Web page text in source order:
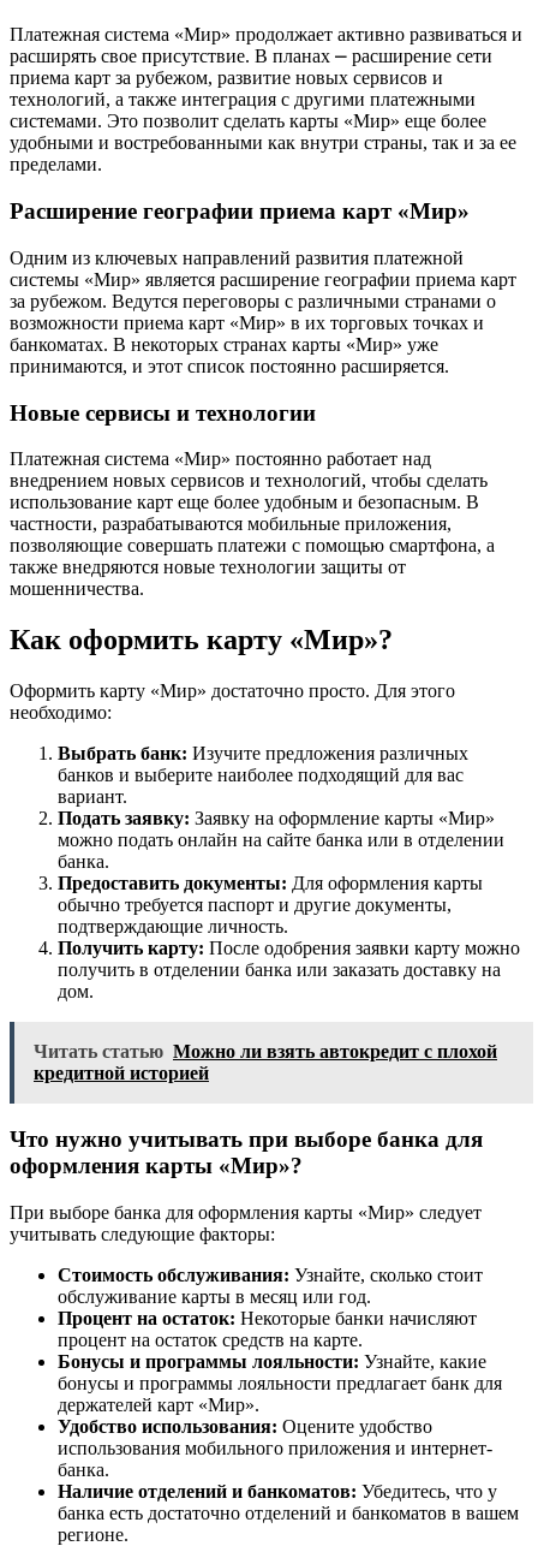
Платежная система «Мир» продолжает активно развиваться и
расширять свое присутствие. В планах ⎼ расширение сети
приема карт за рубежом, развитие новых сервисов и
технологий, а также интеграция с другими платежными
системами. Это позволит сделать карты «Мир» еще более
удобными и востребованными как внутри страны, так и за ее
пределами.
Расширение географии приема карт «Мир»
Одним из ключевых направлений развития платежной
системы «Мир» является расширение географии приема карт
за рубежом. Ведутся переговоры с различными странами о
возможности приема карт «Мир» в их торговых точках и
банкоматах. В некоторых странах карты «Мир» уже
принимаются, и этот список постоянно расширяется.
Новые сервисы и технологии
Платежная система «Мир» постоянно работает над
внедрением новых сервисов и технологий, чтобы сделать
использование карт еще более удобным и безопасным. В
частности, разрабатываются мобильные приложения,
позволяющие совершать платежи с помощью смартфона, а
также внедряются новые технологии защиты от
мошенничества.
Как оформить карту «Мир»?
Оформить карту «Мир» достаточно просто. Для этого
необходимо:
Выбрать банк: Изучите предложения различных
банков и выберите наиболее подходящий для вас
вариант.
Подать заявку: Заявку на оформление карты «Мир»
можно подать онлайн на сайте банка или в отделении
банка.
Предоставить документы: Для оформления карты
обычно требуется паспорт и другие документы,
подтверждающие личность.
Получить карту: После одобрения заявки карту можно
получить в отделении банка или заказать доставку на
дом.
Читать статью Можно ли взять автокредит с плохой
кредитной историей
Что нужно учитывать при выборе банка для
оформления карты «Мир»?
При выборе банка для оформления карты «Мир» следует
учитывать следующие факторы:
Стоимость обслуживания: Узнайте, сколько стоит
обслуживание карты в месяц или год.
Процент на остаток: Некоторые банки начисляют
процент на остаток средств на карте.
Бонусы и программы лояльности: Узнайте, какие
бонусы и программы лояльности предлагает банк для
держателей карт «Мир».
Удобство использования: Оцените удобство
использования мобильного приложения и интернет-
банка.
Наличие отделений и банкоматов: Убедитесь, что у
банка есть достаточно отделений и банкоматов в вашем
регионе.